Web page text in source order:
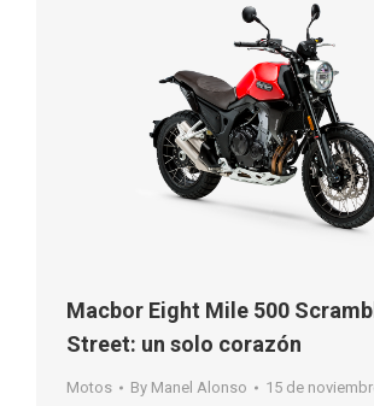
Macbor Eight Mile 500
Street: un solo corazón
Motos By Manel Alonso
15 de